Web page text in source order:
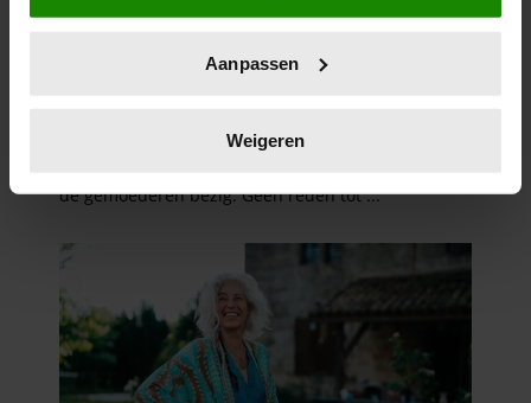
locatie, die tot een paar meter nauwkeurig kan zijn
scannen op specifieke eigenschappen (fingerprinting)
verwerkt en stel uw voorkeuren in het
intrekken in de Cookieverklaring.
We gebruiken cookies om content en advertenties te
personaliseren, om functies voor social media te bieden
en om ons websiteverkeer te analyseren. Ook delen we
informatie over uw gebruik van onze site met onze
partners voor social media, adverteren en analyse. Deze
partners kunnen deze gegevens combineren met andere
Aanpassen
Weigeren